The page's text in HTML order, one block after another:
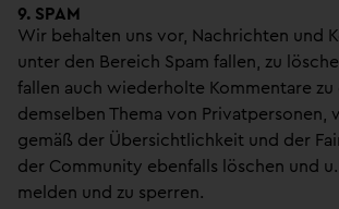
9. SPAM
Wir behalten uns vor, Nachrichten und
unter den Bereich Spam fallen, zu
fallen auch wiederholte Kommentare zu
demselben Thema von Privatpersonen,
gemäß der Übersichtlichkeit und der
der Community ebenfalls löschen und
melden und zu sperren.